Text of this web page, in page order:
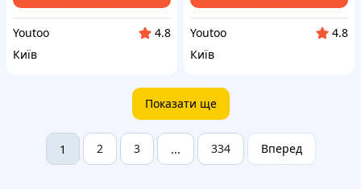
Youtoo
4.8
Київ
Youtoo
4.8
Київ
Показати ще
1 2 3 ... 334 Вперед